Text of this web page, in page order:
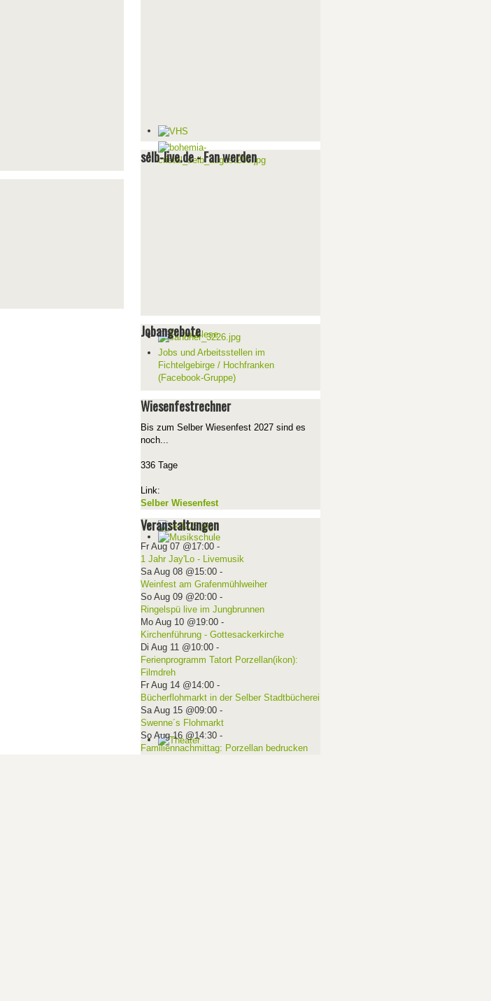
selb-live.de - Fan werden
Jobangebote
Jobs und Arbeitsstellen im
Fichtelgebirge / Hochfranken
(Facebook-Gruppe)
Wiesenfestrechner
Bis zum Selber Wiesenfest 2027 sind es
noch...
336 Tage
Link:
Selber Wiesenfest
Veranstaltungen
Fr Aug 07 @17:00-
1 Jahr Jay'Lo - Livemusik
Sa Aug 08 @15:00-
Weinfest am Grafenmühlweiher
So Aug 09 @20:00-
Ringelspü live im Jungbrunnen
Mo Aug 10 @19:00-
Kirchenführung - Gottesackerkirche
Di Aug 11 @10:00-
Ferienprogramm Tatort Porzellan(ikon):
Filmdreh
Fr Aug 14 @14:00-
Bücherflohmarkt in der Selber Stadtbücherei
Sa Aug 15 @09:00-
Swenne´s Flohmarkt
So Aug 16 @14:30-
Familiennachmittag: Porzellan bedrucken